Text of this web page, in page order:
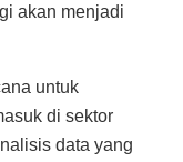
akan menjadi
untuk
di sektor
data yang